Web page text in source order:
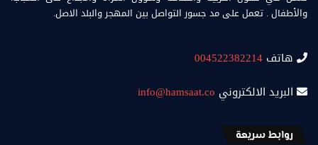
والأطفال . تعمل على مد جسور التواصل بين المهجر والبلد الاصل.
هاتف 004522382214
البريد الالكتروني info@hamsaat.co
روابط سريعة